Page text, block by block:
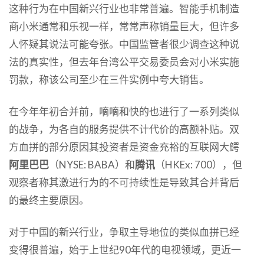
这种行为在中国新兴行业也非常普遍。智能手机制造
商小米通常和乐视一样，常常声称销量巨大，但许多
人怀疑其说法可能夸张。中国监管者很少调查这种说
法的真实性，但去年台湾公平交易委员会对小米实施
罚款，称该公司至少在三件实例中夸大销售。
在今年年初合并前，嘀嘀和快的也进行了一系列类似
的战争，为各自的服务提供不计代价的高额补贴。双
方血拼的部分原因其投资者是资金充裕的互联网大鳄
阿里巴巴 （NYSE: BABA）和腾讯 （HKEx: 700），但
观察者称其激进行为的不可持续性是导致其合并背后
的最终主要原因。
对于中国的新兴行业，争取主导地位的类似血拼已经
变得很普遍，始于上世纪90年代的电视领域，更近一